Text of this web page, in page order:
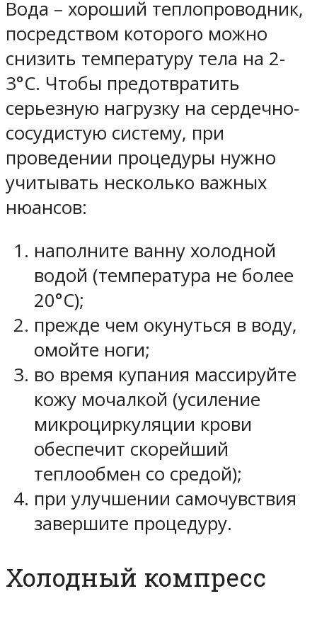
Вода – хороший теплопроводник,
посредством которого можно
снизить температуру тела на 2-
3°C. Чтобы предотвратить
серьезную нагрузку на сердечно-
сосудистую систему, при
проведении процедуры нужно
учитывать несколько важных
нюансов:
наполните ванну холодной
водой (температура не более
20°C);
прежде чем окунуться в воду,
омойте ноги;
во время купания массируйте
кожу мочалкой (усиление
микроциркуляции крови
обеспечит скорейший
теплообмен со средой);
при улучшении самочувствия
завершите процедуру.
Холодный компресс